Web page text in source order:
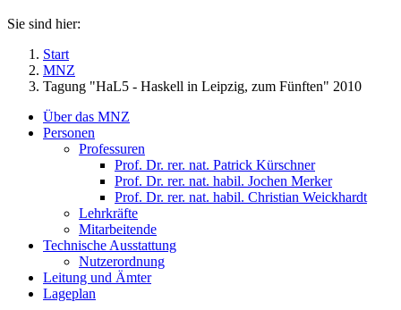
Sie sind hier:
Start
MNZ
Tagung "HaL5 - Haskell in Leipzig, zum Fünften" 2010
Über das MNZ
Personen
Professuren
Prof. Dr. rer. nat. Patrick Kürschner
Prof. Dr. rer. nat. habil. Jochen Merker
Prof. Dr. rer. nat. habil. Christian Weickhardt
Lehrkräfte
Mitarbeitende
Technische Ausstattung
Nutzerordnung
Leitung und Ämter
Lageplan